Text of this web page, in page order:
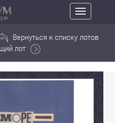
Toggle
navigation
Вернуться к списку лотов
лот